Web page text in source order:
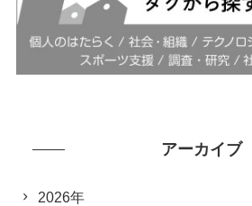
アーカイブ
2026年